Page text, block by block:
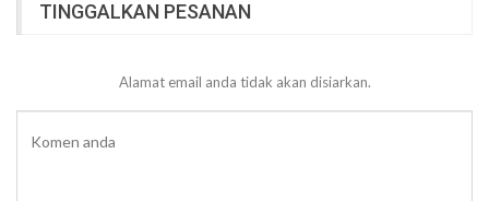
TINGGALKAN PESANAN
Alamat email anda tidak akan disiarkan.